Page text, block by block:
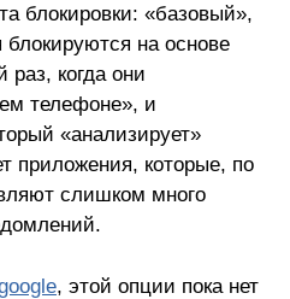
блокировки: «базовый»,
на основе
раз, когда они
телефоне», и
«анализирует»
приложения, которые, по
слишком много
, этой опции пока нет